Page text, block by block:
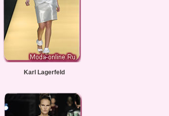
Karl Lagerfeld